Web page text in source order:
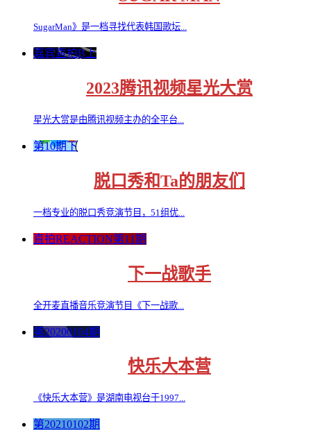
SugarMan》是一档寻找代表韩国歌坛...
嘉宾直拍B上
2023腾讯视频星光大赏
星光大赏是由腾讯视频主办的全平台...
第10期下
脱口秀和Ta的朋友们
⼀档专业的脱⼝秀竞演节⽬，51组优...
直拍REACTION第11期
下一战歌手
全开麦直播音乐竞演节目《下一战歌...
第20200104期
快乐大本营
《快乐大本营》是湖南电视台于1997...
第20210102期